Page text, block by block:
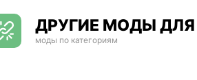
ДРУГИЕ МОДЫ ДЛЯ
моды по категориям